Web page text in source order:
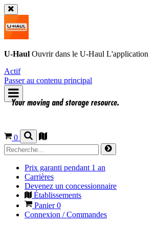
U-Haul Ouvrir dans le U-Haul L'application
Actif
Passer au contenu principal
0
Prix garanti pendant 1 an
Carrières
Devenez un concessionnaire
Établissements
Panier0
Connexion / Commandes